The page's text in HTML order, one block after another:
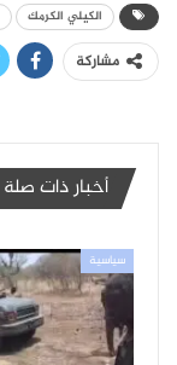
الكيلي الكرمك
مشاركة
أخبار ذات صلة
سياسية